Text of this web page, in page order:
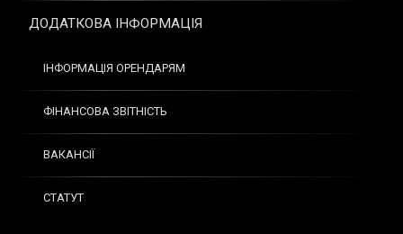
ДОДАТКОВА ІНФОРМАЦІЯ
ІНФОРМАЦІЯ ОРЕНДАРЯМ
ФІНАНСОВА ЗВІТНІСТЬ
ВАКАНСІЇ
СТАТУТ